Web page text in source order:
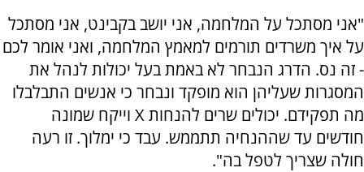
"אני מסתכל על המלחמה, אני יושב בקבינט, אני מסתכל
על איך משרדים תורמים למאמץ המלחמה, ואני אומר לכם
- זה נס. הדרג הנבחר לא באמת בעל יכולות לנהל את
המסגרות שעליהן הוא מופקד ונבחר כי אנשים התבלבלו
מה תפקידם. יכולים שרים להנחות X וייקח שמונה
חודשים עד שההנחיה תתממש. עבד כי ימלוך. זו רעה
חולה שצריך לטפל בה".